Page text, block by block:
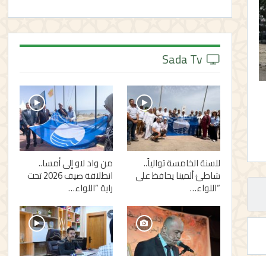
للسنة الخامسة توالياً..
شاطئ ألمينا يحافظ على
“اللواء…
من واد لاو إلى أمسا..
انطلاقة صيف 2026 تحت
راية “اللواء…